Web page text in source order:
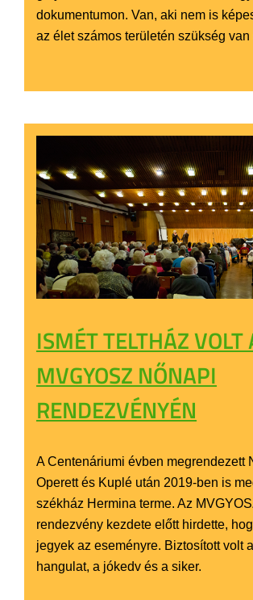
dokumentumon. Van, aki nem is
az élet számos területén szükség van
ISMÉT TELTHÁZ VOLT
MVGYOSZ NŐNAPI
RENDEZVÉNYÉN
A Centenáriumi évben megrendezett
Operett és Kuplé után 2019-ben is
székház Hermina terme. Az
rendezvény kezdete előtt hirdette,
jegyek az eseményre. Biztosított volt
hangulat, a jókedv és a siker.